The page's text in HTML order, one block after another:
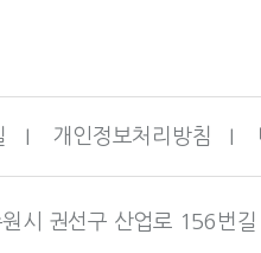
I 개인정보처리방침 I
원시 권선구 산업로 156번